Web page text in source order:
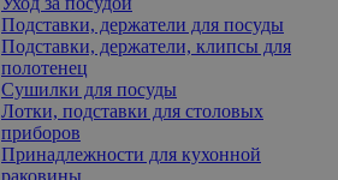
Подставки, держатели для посуды
Подставки, держатели, клипсы для
полотенец
Сушилки для посуды
Лотки, подставки для столовых
приборов
Принадлежности для кухонной
раковины